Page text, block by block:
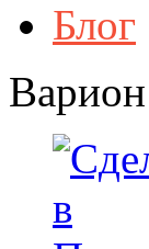
Блог
Варион